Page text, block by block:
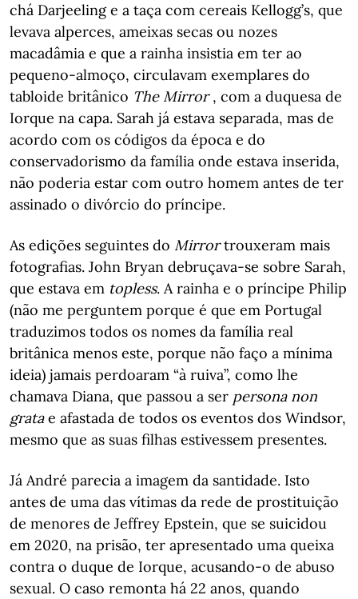
chá Darjeeling e a taça com cereais Kellogg’s, que
levava alperces, ameixas secas ou nozes
macadâmia e que a rainha insistia em ter ao
pequeno-almoço, circulavam exemplares do
tabloide britânico The Mirror, com a duquesa de
Iorque na capa. Sarah já estava separada, mas de
acordo com os códigos da época e do
conservadorismo da família onde estava inserida,
não poderia estar com outro homem antes de ter
assinado o divórcio do príncipe.
As edições seguintes do Mirrortrouxeram mais
fotografias. John Bryan debruçava-se sobre Sarah,
que estava em topless. A rainha e o príncipe Philip
(não me perguntem porque é que em Portugal
traduzimos todos os nomes da família real
britânica menos este, porque não faço a mínima
ideia) jamais perdoaram “à ruiva”, como lhe
chamava Diana, que passou a ser persona non
gratae afastada de todos os eventos dos Windsor,
mesmo que as suas filhas estivessem presentes.
Já André parecia a imagem da santidade. Isto
antes de uma das vítimas da rede de prostituição
de menores de Jeffrey Epstein, que se suicidou
em 2020, na prisão, ter apresentado uma queixa
contra o duque de Iorque, acusando-o de abuso
sexual. O caso remonta há 22 anos, quando